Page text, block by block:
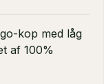
kop med låg
af 100%